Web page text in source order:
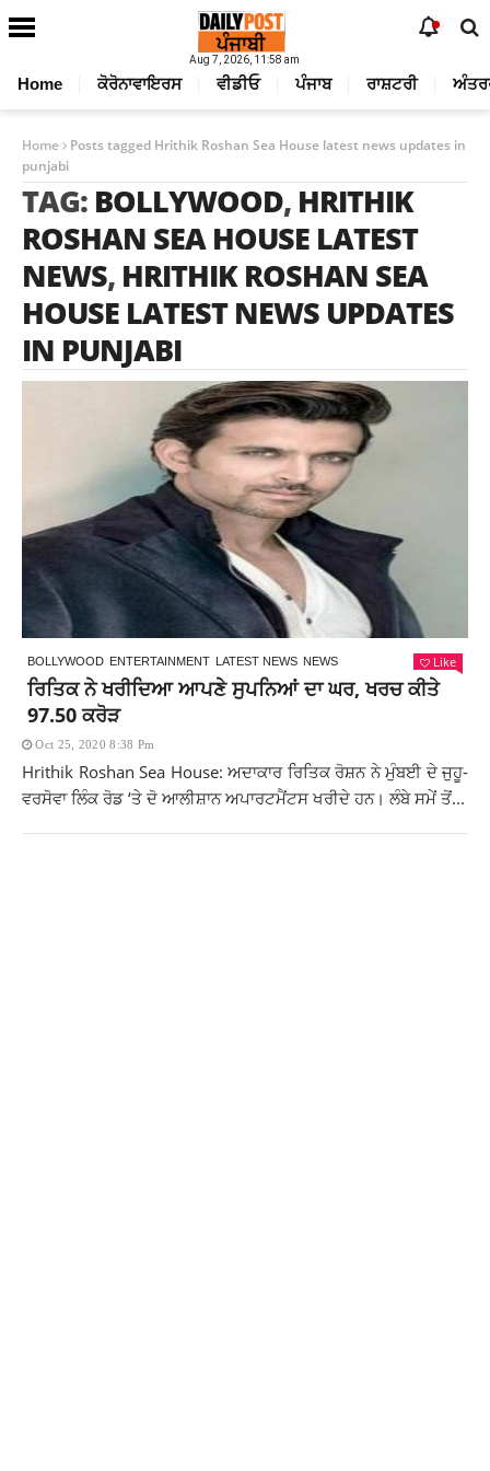
Aug 7, 2026, 11:58 am
Home ਕੋਰੋਨਾਵਾਇਰਸ ਵੀਡੀਓ ਪੰਜਾਬ ਰਾਸ਼ਟਰੀ
Home
Posts tagged Hrithik Roshan Sea House latest news updates in
punjabi
TAG: BOLLYWOOD, HRITHIK
ROSHAN SEA HOUSE LATEST
NEWS, HRITHIK ROSHAN SEA
HOUSE LATEST NEWS UPDATES
IN PUNJABI
BOLLYWOOD ENTERTAINMENT LATEST NEWS NEWS Like
ਰਿਤਿਕ ਨੇ ਖਰੀਦਿਆ ਆਪਣੇ ਸੁਪਨਿਆਂ ਦਾ ਘਰ, ਖਰਚ ਕੀਤੇ
97.50 ਕਰੋੜ
Oct 25, 2020 8:38 Pm
Hrithik Roshan Sea House: ਅਦਾਕਾਰ ਰਿਤਿਕ ਰੋਸ਼ਨ ਨੇ ਮੁੰਬਈ ਦੇ ਜੁਹੂ-
ਵਰਸੋਵਾ ਲਿੰਕ ਰੋਡ ‘ਤੇ ਦੋ ਆਲੀਸ਼ਾਨ ਅਪਾਰਟਮੈਂਟਸ ਖਰੀਦੇ ਹਨ। ਲੰਬੇ ਸਮੇਂ ਤੋਂ...